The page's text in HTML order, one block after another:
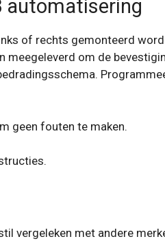
automatisering
of rechts gemonteerd
om de
geen fouten te maken.
vergeleken met andere